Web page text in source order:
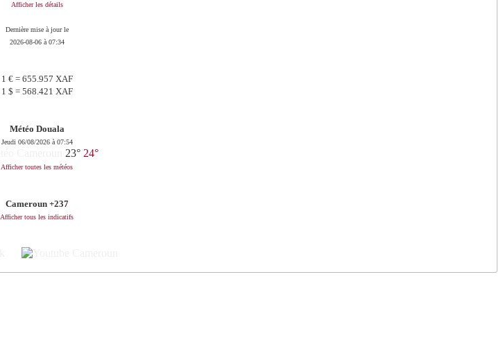
Afficher les détails
Dernière mise à jour le
2026-08-06 à 07:34
1 € = 655.957 XAF
1 $ = 568.421 XAF
Météo Douala
Jeudi 06/08/2026 à 07:54
23° 24°
Afficher toutes les météos
Cameroun +237
Afficher tous les indicatifs